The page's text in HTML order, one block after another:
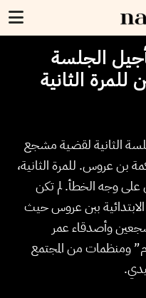
الجلسة
للمرة الثانية
فيفري، الجلسة الثانية لقضية مشجع
بن عروس. للمرة الثانية،
على وجه الخطأ. لم تكن
ببن عروس حيث
وأصدقاء عمر
ومنظمات من المجتمع